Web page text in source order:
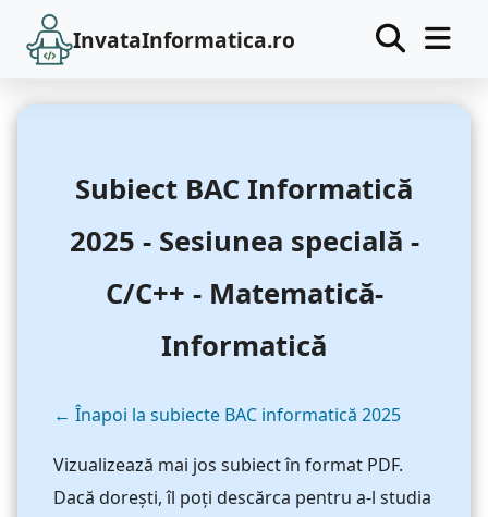
InvataInformatica.ro
Subiect BAC Informatică
2025 - Sesiunea specială -
C/C++ - Matematică-
Informatică
← Înapoi la subiecte BAC informatică 2025
Vizualizează mai jos subiect în format PDF.
Dacă dorești, îl poți descărca pentru a-l studia